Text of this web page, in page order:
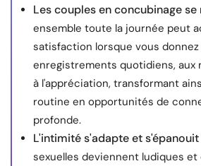
Les couples en concubinage
ensemble toute la journée peut
satisfaction lorsque vous
enregistrements quotidiens, aux
à l'appréciation, transformant
routine en opportunités de
profonde.
L'intimité s'adapte et s'épanouit
sexuelles deviennent ludiques